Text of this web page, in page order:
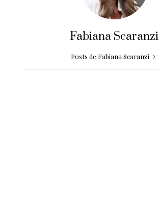
Fabiana Scaranzi
Posts de Fabiana Scaranzi